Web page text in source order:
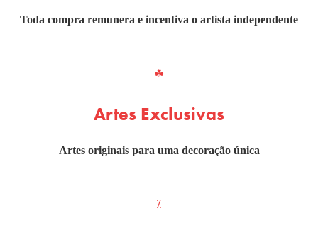
Toda compra remunera e incentiva o artista independente
☘
Artes Exclusivas
Artes originais para uma decoração única
⁒